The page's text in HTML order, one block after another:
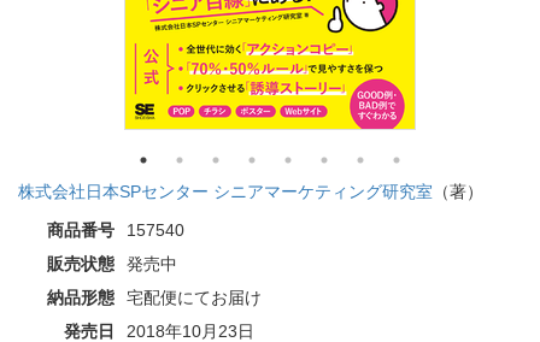
株式会社日本SPセンター シニアマーケティング研究室 （著）
商品番号
157540
販売状態
発売中
納品形態
宅配便にてお届け
発売日
2018年10月23日